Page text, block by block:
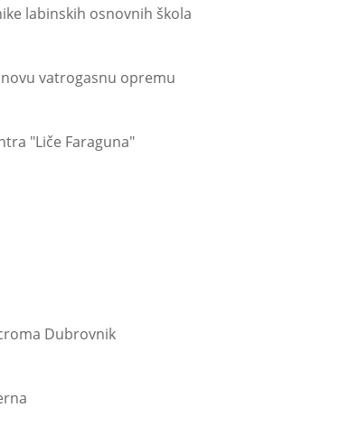
labinskih osnovnih škola
vatrogasnu opremu
"Liče Faraguna"
Dubrovnik